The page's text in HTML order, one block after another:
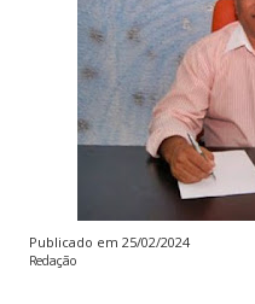
Publicado em 25/02/2024
Redação